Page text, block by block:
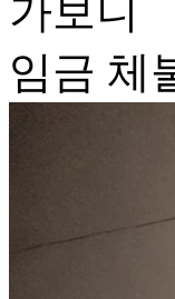
가보니
임금 체